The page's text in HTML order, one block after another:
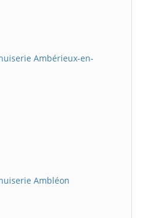
Ambérieux-en-
Ambléon